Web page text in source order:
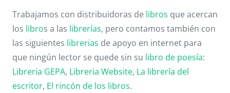
Trabajamos con distribuidoras de libros que acercan
los libros a las librerías, pero contamos también con
las siguientes librerias de apoyo en internet para
que ningún lector se quede sin su libro de poesía:
Libreria GEPA, Libreria Website, La librería del
escritor, El rincón de los libros.